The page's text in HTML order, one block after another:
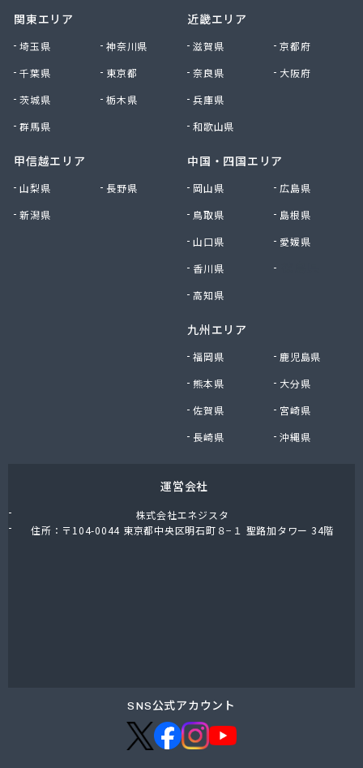
サノガスセンター/
浅野産業株式会社 足守営業所/
浅野産業株式会社 本社/
浅野産業株式会社 本社 お客様サービスセンタ
ッツ/
部/
浅野産業株式会社 井原事業所/
浅野産業株式会社 玉野事業所/
浅野産業株式会社 津山支店/
大内石油株式会社 二軒茶屋営業所/
大和マルヰガス株式会社 水島営業所/
大和酸素株式会社 岡山営業所/
大和総業株式会社 LPガス部/
田中実業株式会社 岡山営業所/
田中実業株式会社 津山営業所プロパン部/
関東エリア
埼玉県
神奈川県
千葉県
東京都
茨城県
栃木県
群馬県
甲信越エリア
山梨県
長野県
新潟県
近畿エリア
滋賀県
京都府
奈良県
大阪府
兵庫県
和歌山県
中国・四国エリア
岡山県
広島県
鳥取県
島根県
山口県
愛媛県
香川県
高知県
九州エリア
福岡県
鹿児島県
熊本県
大分県
佐賀県
宮崎県
長崎県
沖縄県
運営会社
株式会社エネジスタ
住所：〒104-0044 東京都中央区明石町８−１ 聖路加タワー 34階
SNS公式アカウント